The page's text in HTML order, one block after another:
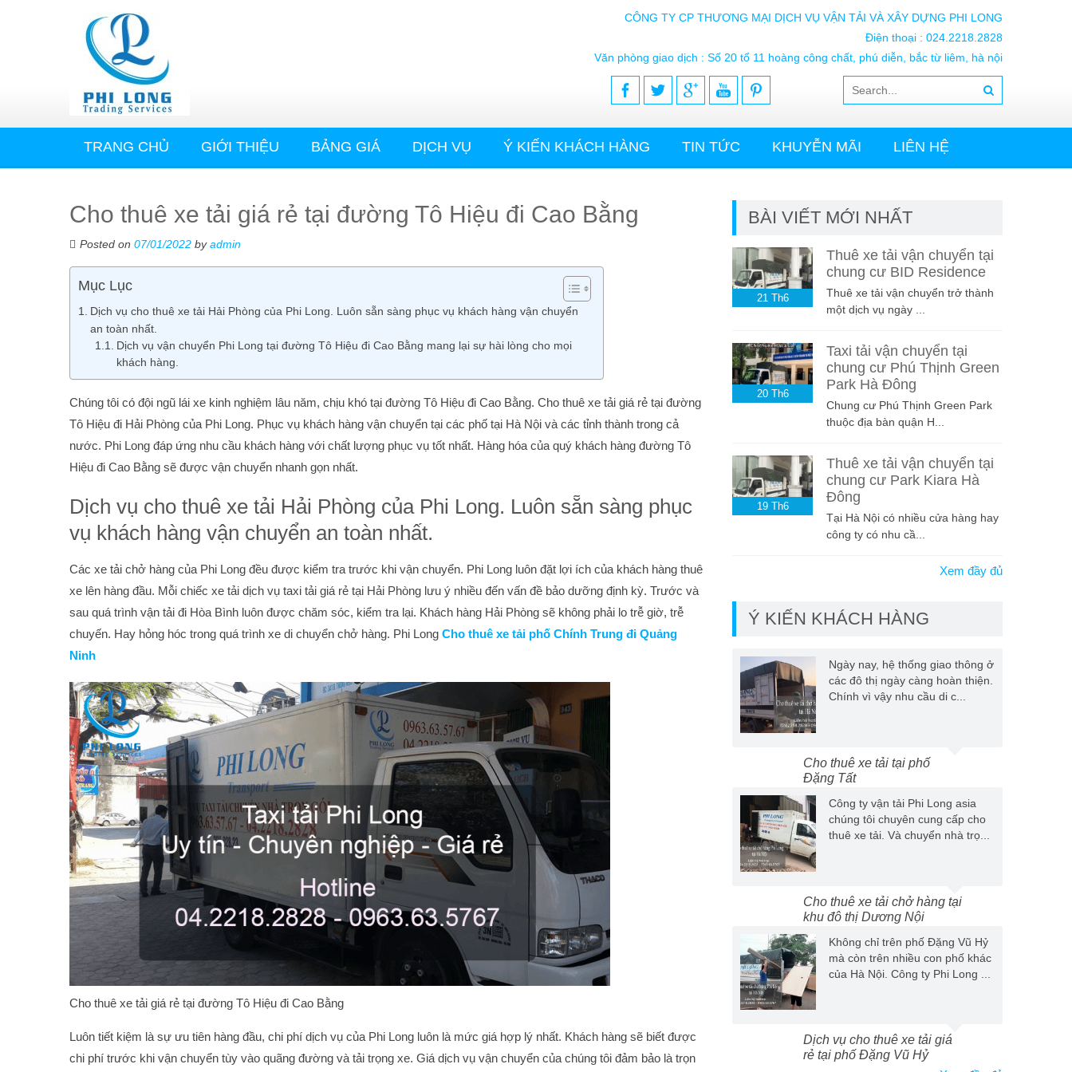
CÔNG TY CP THƯƠNG MẠI DỊCH VỤ VẬN TẢI VÀ XÂY DỰNG PHI LONG
Điện thoại : 024.2218.2828
Văn phòng giao dịch : Số 20 tổ 11 hoàng công chất, phú diễn, bắc từ liêm, hà nội
TRANG CHỦ GIỚI THIỆU BẢNG GIÁ DỊCH VỤ Ý KIẾN KHÁCH HÀNG TIN TỨC KHUYỄN MÃI LIÊN HỆ
Cho thuê xe tải giá rẻ tại đường Tô Hiệu đi Cao Bằng
Posted on 07/01/2022 byadmin
Mục Lục
Dịch vụ cho thuê xe tải Hải Phòng của Phi Long. Luôn sẵn sàng phục vụ khách hàng vận chuyển
an toàn nhất.
Dịch vụ vận chuyển Phi Long tại đường Tô Hiệu đi Cao Bằng mang lại sự hài lòng cho mọi
khách hàng.
Chúng tôi có đội ngũ lái xe kinh nghiệm lâu năm, chịu khó tại đường Tô Hiệu đi Cao Bằng. Cho thuê xe tải giá rẻ tại đường
Tô Hiệu đi Hải Phòng của Phi Long. Phục vụ khách hàng vận chuyển tại các phố tại Hà Nội và các tỉnh thành trong cả
nước. Phi Long đáp ứng nhu cầu khách hàng với chất lượng phục vụ tốt nhất. Hàng hóa của quý khách hàng đường Tô
Hiệu đi Cao Bằng sẽ được vận chuyển nhanh gọn nhất.
Dịch vụ cho thuê xe tải Hải Phòng của Phi Long. Luôn sẵn sàng phục
vụ khách hàng vận chuyển an toàn nhất.
Các xe tải chở hàng của Phi Long đều được kiểm tra trước khi vận chuyển. Phi Long luôn đặt lợi ích của khách hàng thuê
xe lên hàng đầu. Mỗi chiếc xe tải dịch vụ taxi tải giá rẻ tại Hải Phòng lưu ý nhiều đến vấn đề bảo dưỡng định kỳ. Trước và
sau quá trình vận tải đi Hòa Bình luôn được chăm sóc, kiểm tra lại. Khách hàng Hải Phòng sẽ không phải lo trễ giờ, trễ
chuyến. Hay hỏng hóc trong quá trình xe di chuyển chở hàng. Phi Long Cho thuê xe tải phố Chính Trung đi Quảng
Ninh
Cho thuê xe tải giá rẻ tại đường Tô Hiệu đi Cao Bằng
Luôn tiết kiệm là sự ưu tiên hàng đầu, chi phí dịch vụ của Phi Long luôn là mức giá hợp lý nhất. Khách hàng sẽ biết được
chi phí trước khi vận chuyển tùy vào quãng đường và tải trọng xe. Giá dịch vụ vận chuyển của chúng tôi đảm bảo là trọn
BÀI VIẾT MỚI NHẤT
21 Th6
Thuê xe tải vận chuyển tại
chung cư BID Residence
Thuê xe tải vận chuyển trở thành
một dịch vụ ngày ...
20 Th6
Taxi tải vận chuyển tại
chung cư Phú Thịnh Green
Park Hà Đông
Chung cư Phú Thịnh Green Park
thuộc địa bàn quận H...
19 Th6
Thuê xe tải vận chuyển tại
chung cư Park Kiara Hà
Đông
Tại Hà Nội có nhiều cửa hàng hay
công ty có nhu cầ...
Xem đầy đủ
Ý KIẾN KHÁCH HÀNG
Ngày nay, hệ thống giao thông ở
các đô thị ngày càng hoàn thiện.
Chính vì vậy nhu cầu di c...
Cho thuê xe tải tại phố
Đặng Tất
Công ty vận tải Phi Long asia
chúng tôi chuyên cung cấp cho
thuê xe tải. Và chuyển nhà trọ...
Cho thuê xe tải chở hàng tại
khu đô thị Dương Nội
Không chỉ trên phố Đặng Vũ Hỷ
mà còn trên nhiều con phố khác
của Hà Nội. Công ty Phi Long ...
Dịch vụ cho thuê xe tải giá
rẻ tại phố Đặng Vũ Hỷ